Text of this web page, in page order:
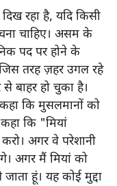
रहा है, यदि किसी
चाहिए। असम के
पद पर होने के
तरह ज़हर उगल रहे
बाहर हो चुका है।
कहा कि मुसलमानों को
कि "मियां
अगर वे परेशानी
अगर मैं मियां को
हूं। यह कोई मुद्दा